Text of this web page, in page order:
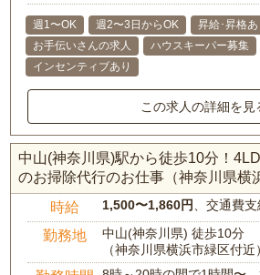
週1〜OK 週2〜3日からOK 昇給･昇格あ
お手伝いさんの求人
ハウスキーパー募集
インセンティブあり
この求人の詳細を見
中山(神奈川県)駅から徒歩10分！
のお掃除代行のお仕事（神奈川県横
時給 1,500〜1,860円、交通費
勤務地
中山(神奈川県) 徒歩10分
（神奈川県横浜市緑区付近